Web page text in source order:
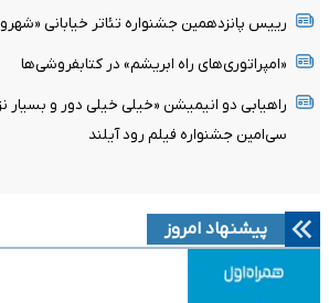
رییس پانزدهمین جشنواره تئاتر خیابانی
«امپراتوری‌های راه ابریشم» در کتابفروشی‌ها
راهیابی دو انیمیشن «خیلی خیلی دور و بسیار
سی‌امین جشنواره فیلم رود آیلند
پیشنهاد امروز